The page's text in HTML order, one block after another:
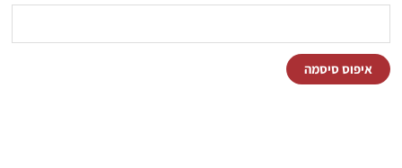
איפוס סיסמה